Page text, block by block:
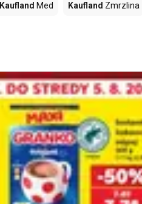
Kaufland Med Kaufland Zmrzlina